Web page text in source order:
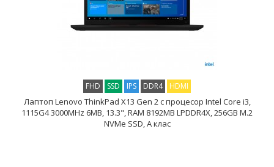
FHD SSD IPS DDR4 HDMI
Лаптоп Lenovo ThinkPad X13 Gen 2 с процесор Intel Core i3,
1115G4 3000MHz 6MB, 13.3", RAM 8192MB LPDDR4X, 256GB M.2
NVMe SSD, A клас